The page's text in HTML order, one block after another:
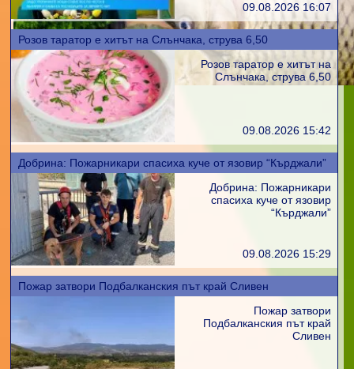
09.08.2026 16:07
Розов таратор е хитът на Слънчака, струва 6,50
Розов таратор е хитът на
Слънчака, струва 6,50
09.08.2026 15:42
Добрина: Пожарникари спасиха куче от язовир “Кърджали”
Добрина: Пожарникари
спасиха куче от язовир
“Кърджали”
09.08.2026 15:29
Пожар затвори Подбалканския път край Сливен
Пожар затвори
Подбалканския път край
Сливен